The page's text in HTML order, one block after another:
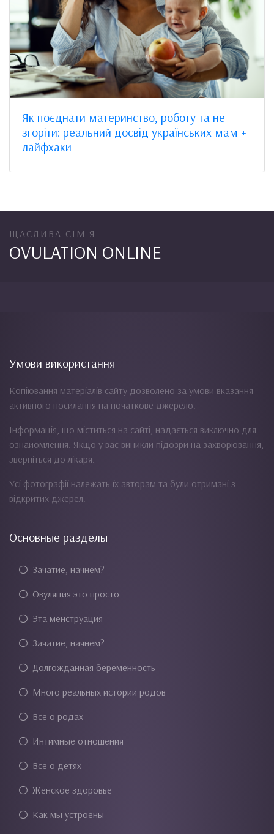
Як поєднати материнство, роботу та не
згоріти: реальний досвід українських мам +
лайфхаки
ЩАСЛИВА СІМ'Я
OVULATION ONLINE
Умови використання
Копіювання матеріалів сайту дозволено за умови вказання
активного посилання на початкове джерело.
Інформація, що міститься на сайті, надається виключно для
ознайомлення. Якщо у вас виникли підозри на захворювання,
зверніться до лікаря.
Усі фотографії належать їх авторам та були отримані з
відкритих джерел.
Основные разделы
Зачатие, начнем?
Овуляция это просто
Эта менструация
Зачатие, начнем?
Долгожданная беременность
Много реальных истории родов
Все о родах
Интимные отношения
Все о детях
Женское здоровье
Как мы устроены